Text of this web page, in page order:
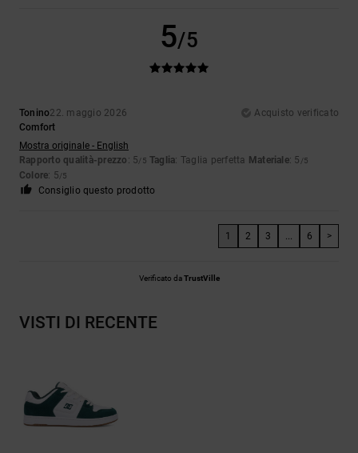
5/5
Tonino22. maggio 2026
Acquisto verificato
Comfort
Mostra originale - English
Rapporto qualità-prezzo : 5/5 Taglia: Taglia perfetta Materiale: 5 /5
Colore: 5/5
Consiglio questo prodotto
1 2 3 ... 6 >
Verificato daTrustVille
VISTI DI RECENTE